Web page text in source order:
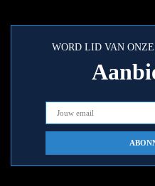
WORD LID VAN